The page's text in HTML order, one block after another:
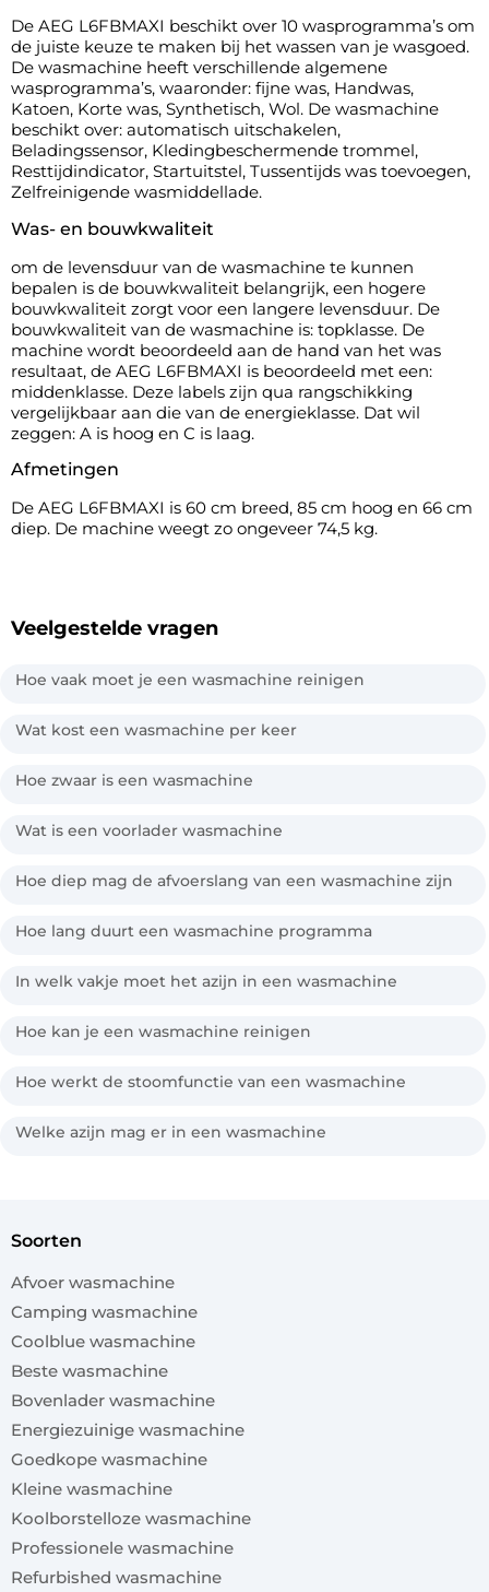
De AEG L6FBMAXI beschikt over 10 wasprogramma’s om
de juiste keuze te maken bij het wassen van je wasgoed.
De wasmachine heeft verschillende algemene
wasprogramma’s, waaronder: fijne was, Handwas,
Katoen, Korte was, Synthetisch, Wol. De wasmachine
beschikt over: automatisch uitschakelen,
Beladingssensor, Kledingbeschermende trommel,
Resttijdindicator, Startuitstel, Tussentijds was toevoegen,
Zelfreinigende wasmiddellade.
Was- en bouwkwaliteit
om de levensduur van de wasmachine te kunnen
bepalen is de bouwkwaliteit belangrijk, een hogere
bouwkwaliteit zorgt voor een langere levensduur. De
bouwkwaliteit van de wasmachine is: topklasse. De
machine wordt beoordeeld aan de hand van het was
resultaat, de AEG L6FBMAXI is beoordeeld met een:
middenklasse. Deze labels zijn qua rangschikking
vergelijkbaar aan die van de energieklasse. Dat wil
zeggen: A is hoog en C is laag.
Afmetingen
De AEG L6FBMAXI is 60 cm breed, 85 cm hoog en 66 cm
diep. De machine weegt zo ongeveer 74,5 kg.
Veelgestelde vragen
Hoe vaak moet je een wasmachine reinigen
Wat kost een wasmachine per keer
Hoe zwaar is een wasmachine
Wat is een voorlader wasmachine
Hoe diep mag de afvoerslang van een wasmachine zijn
Hoe lang duurt een wasmachine programma
In welk vakje moet het azijn in een wasmachine
Hoe kan je een wasmachine reinigen
Hoe werkt de stoomfunctie van een wasmachine
Welke azijn mag er in een wasmachine
soorten
Afvoer wasmachine
Camping wasmachine
Coolblue wasmachine
Beste wasmachine
Bovenlader wasmachine
Energiezuinige wasmachine
Goedkope wasmachine
Kleine wasmachine
Koolborstelloze wasmachine
Professionele wasmachine
Refurbished wasmachine